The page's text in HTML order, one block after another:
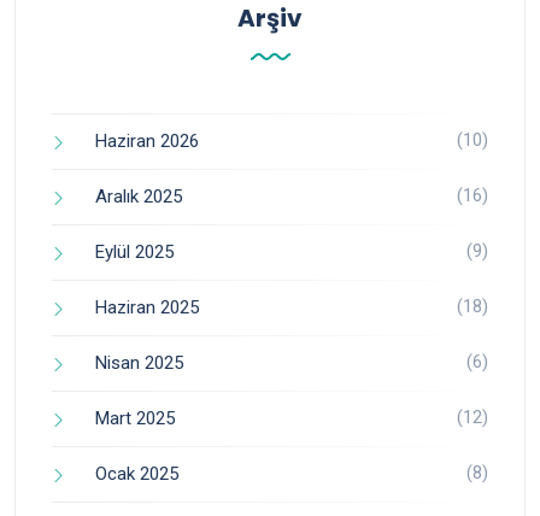
Arşiv
Haziran 2026 (10)
Aralık 2025 (16)
Eylül 2025 (9)
Haziran 2025 (18)
Nisan 2025 (6)
Mart 2025 (12)
Ocak 2025 (8)